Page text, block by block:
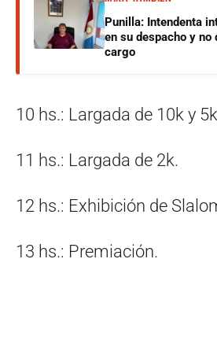
Punilla: Intendenta
en su despacho y no
cargo
10 hs.: Largada de 10k y
11 hs.: Largada de 2k.
12 hs.: Exhibición de
13 hs.: Premiación.